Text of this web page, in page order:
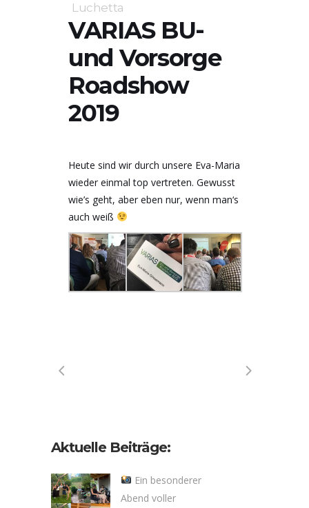
Luchetta
VARIAS BU-
und Vorsorge
Roadshow
2019
Heute sind wir durch unsere Eva-Maria
wieder einmal top vertreten. Gewusst
wie’s geht, aber eben nur, wenn man‘s
auch weiß
Aktuelle Beiträge:
Ein besonderer
Abend voller